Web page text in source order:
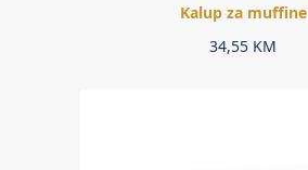
Kalup za muffine
34,55 KM